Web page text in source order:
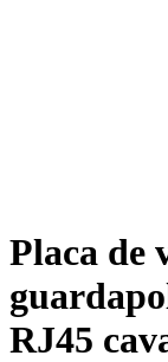
Placa de
RJ45